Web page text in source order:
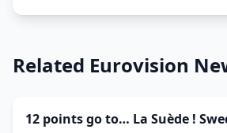
Related Eurovision
12 points go to… La Suède !